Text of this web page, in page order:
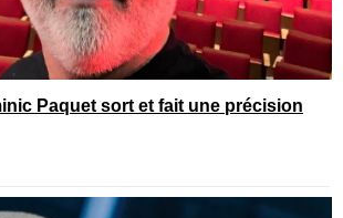
Paquet sort et fait une précision